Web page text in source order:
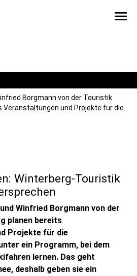
menu
Borgmann von der Touristik
Veranstaltungen und Projekte für die
Winterberg-Touristik
Winfried Borgmann von der
planen bereits
Projekte für die
ein Programm, bei dem
lernen. Das geht
deshalb geben sie ein